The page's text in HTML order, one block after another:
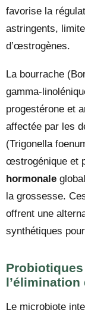
favorise la
astringents,
d’œstrogènes.
La bourrache
gamma-
progestérone et
affectée par les
(Trigonella
œstrogénique et
hormonale
la grossesse.
offrent une
synthétiques
Le microbiote